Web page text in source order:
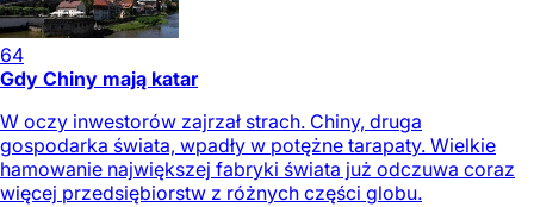
64
Gdy Chiny mają katar
W oczy inwestorów zajrzał strach. Chiny, druga
gospodarka świata, wpadły w potężne tarapaty. Wielkie
hamowanie największej fabryki świata już odczuwa coraz
więcej przedsiębiorstw z różnych części globu.